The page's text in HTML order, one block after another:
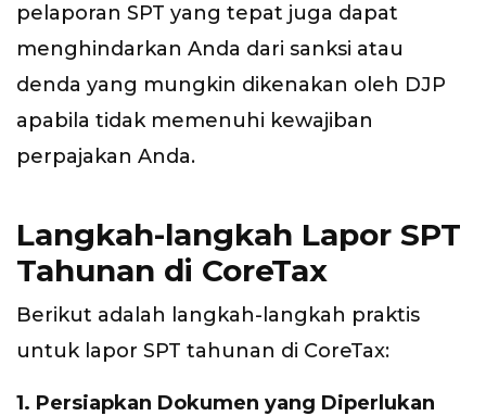
pelaporan SPT yang tepat juga dapat
menghindarkan Anda dari sanksi atau
denda yang mungkin dikenakan oleh DJP
apabila tidak memenuhi kewajiban
perpajakan Anda.
Langkah-langkah Lapor SPT
Tahunan di CoreTax
Berikut adalah langkah-langkah praktis
untuk lapor SPT tahunan di CoreTax:
1. Persiapkan Dokumen yang Diperlukan